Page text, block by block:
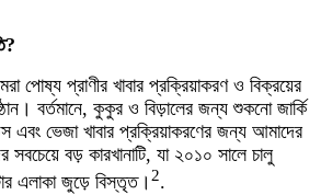
পোষ্য প্রাণীর খাবার প্রক্রিয়াকরণ ও বিক্রয়ের
বর্তমানে, কুকুর ও বিড়ালের জন্য শুকনো জার্কি
এবং ভেজা খাবার প্রক্রিয়াকরণের জন্য আমাদের
বড় কারখানাটি, যা ২০১০ সালে চালু
এলাকা জুড়ে বিস্তৃত। 2.